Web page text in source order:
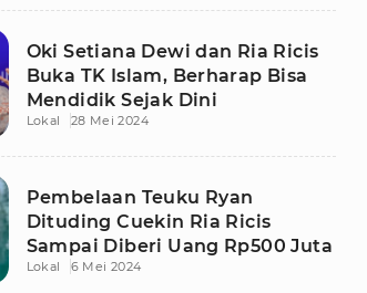
Oki Setiana Dewi dan Ria Ricis
Buka TK Islam, Berharap Bisa
Mendidik Sejak Dini
Lokal 28 Mei 2024
Pembelaan Teuku Ryan
Dituding Cuekin Ria Ricis
Sampai Diberi Uang Rp500 Juta
Lokal 6 Mei 2024